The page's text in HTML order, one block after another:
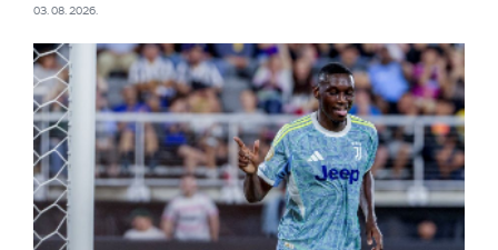
03. 08. 2026.